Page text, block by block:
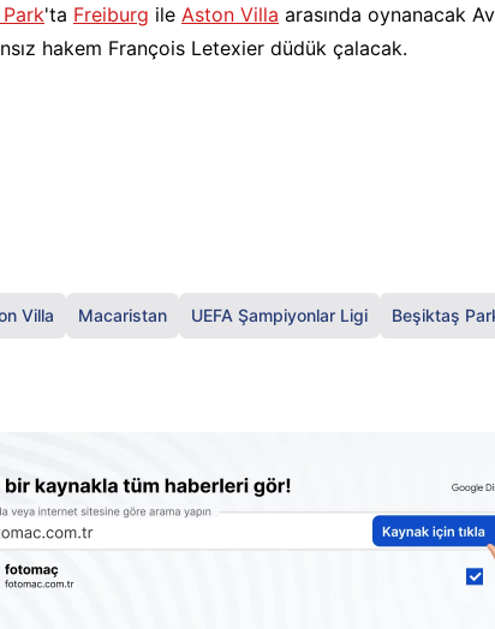
'ta Freiburg ile Aston Villa arasında oynanacak
hakem François Letexier düdük çalacak.
Villa Macaristan UEFA Şampiyonlar Ligi Beşiktaş